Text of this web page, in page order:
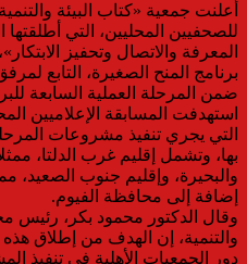
أعلنت جمعية «كتاب البيئة
للصحفيين المحليين، التي
المعرفة والاتصال وتحفيز
ضمن المرحلة العملية السابعة
استهدفت المسابقة الإعلاميين
التي يجري تنفيذ مشروعات
بها، وتشمل إقليم غرب الدلتا،
والبحيرة، وإقليم جنوب الصعيد،
إضافة إلى محافظة الفيوم.
وقال الدكتور محمود بكر، رئيس
والتنمية، إن الهدف من إطلاق
دور الجمعيات الأهلية في تنفيذ